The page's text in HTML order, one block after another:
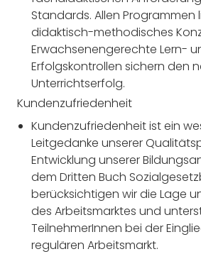
Standards. Allen Programmen
didaktisch-methodisches
Erwachsenengerechte Lern-
Erfolgskontrollen sichern den
Unterrichtserfolg.
Kundenzufriedenheit
Kundenzufriedenheit ist ein
Leitgedanke unserer
Entwicklung unserer
dem Dritten Buch
berücksichtigen wir die Lage
des Arbeitsmarktes und
TeilnehmerInnen bei der
regulären Arbeitsmarkt.